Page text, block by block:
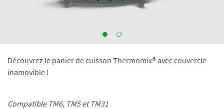
Découvrez le panier de cuisson Thermomix® avec couvercle
inamovible !
Compatible TM6, TM5 et TM31